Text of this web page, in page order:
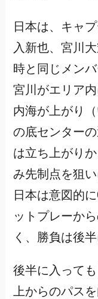
日本は、キャ
入新也、宮川
時と同じメンバ
宮川がエリア
内海が上がり
の底センター
は立ち上がり
み先制点を狙い
日本は意図的
ットプレーか
く、勝負は後
後半に入って
上からのパス